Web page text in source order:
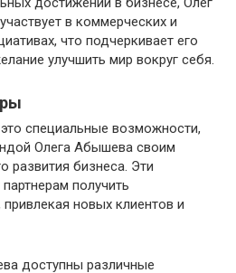
в коммерческих и
что подчеркивает его
улучшить мир вокруг себя.
специальные возможности,
Олега Абышева своим
развития бизнеса. Эти
получить
новых клиентов и
доступны различные